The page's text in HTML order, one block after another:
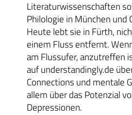
Literaturwissenschaften
Philologie in München und
Heute lebt sie in Fürth,
einem Fluss entfernt.
am Flussufer, anzutreffen
auf understandingly.de
Connections und mentale
allem über das Potenzial
Depressionen.